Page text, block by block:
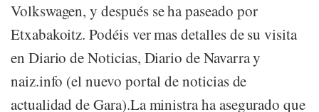
Volkswagen, y después se ha paseado por
Etxabakoitz. Podéis ver mas detalles de su visita
en Diario de Noticias, Diario de Navarra y
naiz.info (el nuevo portal de noticias de
actualidad de Gara).La ministra ha asegurado que